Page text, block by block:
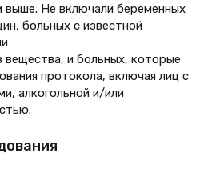
выше. Не включали беременных
больных с известной
вещества, и больных, которые
протокола, включая лиц с
алкогольной и/или